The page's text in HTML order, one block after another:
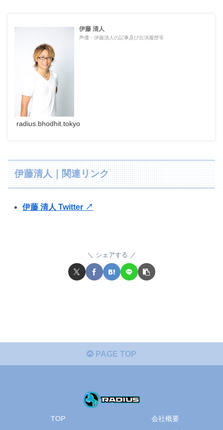
伊藤 清人
声優・伊藤清人の記事及び出演履歴等
radius.bhodhit.tokyo
伊藤清人｜関連リンク
伊藤 清人 Twitter ↗︎
シェアする
PAGE TOP
TOP
会社概要